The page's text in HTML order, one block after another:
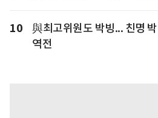
10
與최고위원도 박빙... 친명
역전